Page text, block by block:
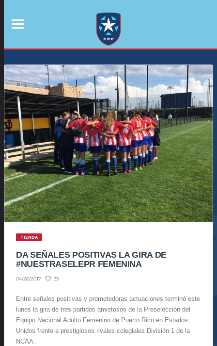
TIENDA
DA SEÑALES POSITIVAS LA GIRA DE
#NUESTRASELEPR FEMENINA
04/26/2017 33
Entre señales positivas y prometedoras actuaciones terminó este
lunes la gira de tres partidos amistosos de la Preselección del
Equipo Nacional Adulto Femenino de Puerto Rico en Estados
Unidos frente a prestigiosos rivales colegiales División 1 de la
NCAA.